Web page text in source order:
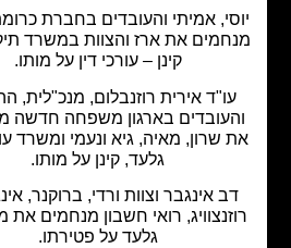
אמיתי והעובדים בחברת כרומת בע"מ
את ארז והצוות במשרד תיק, גלעד,
קינן – עורכי דין על מותו.
אירית רוזנבלום, מנכ"לית, ההנהלה
בארגון משפחה חדשה מנחמים
שרון, מאיה, גיא ונעמי ומשרד עו"ד תיק,
גלעד, קינן על מותו.
אינגבר וצוות ורדי, ברוקנר, אינגבבר,
רואי חשבון מנחמים את משפחת
גלעד על פטירתו.